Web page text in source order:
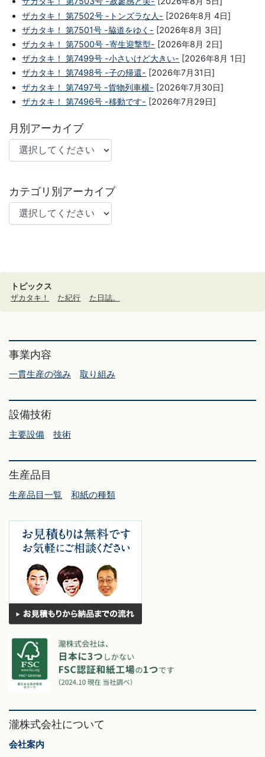
ザカタキ！ 第7502号 -トンズラな人- [2026年8月 4日]
ザカタキ！ 第7501号 -脇道をゆく- [2026年8月 3日]
ザカタキ！ 第7500号 -寄生迎撃型- [2026年8月 2日]
ザカタキ！ 第7499号 -小さいけど大きい- [2026年8月 1日]
ザカタキ！ 第7498号 -子の帰還- [2026年7月31日]
ザカタキ！ 第7497号 -貨物列車横- [2026年7月30日]
ザカタキ！ 第7496号 -移動です- [2026年7月29日]
月別アーカイブ
カテゴリ別アーカイブ
トピックス
ザカタキ！ た紀行 た日誌。
事業内容
一貫生産の強み 取り組み
設備技術
主要設備 技術
生産品目
生産品目一覧 和紙の種類
瀧株式会社について
会社案内